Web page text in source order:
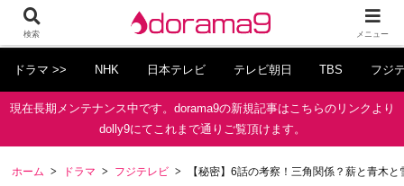
ドラマ >> NHK 日本テレビ テレビ朝日 TBS フジ
現在長期メンテナンス中です。dorama9の新規記事はこちらのリンクより
dolly9にてこれまで通りご覧頂けます。
ホーム ドラマ フジテレビ 【秘密】6話の考察！三角関係？薪と青木
検索 メニュー